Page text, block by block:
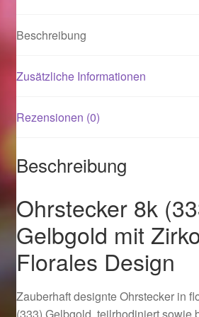
Magisches und Festliches zu
Magisches und Festliches zu
Mein Konto
Ostergeschenke finden für Ostern
Ostergeschenke finden für Ostern
Ostergeschenke finden für Ostern
Beschreibung
Zusätzliche Informationen
Rezensionen (0)
Beschreibung
Ohrstecker 8k
Gelbgold mit
Florales Design
Zauberhaft designte Ohrstecker in
(333) Gelbgold, teilrhodiniert sowie